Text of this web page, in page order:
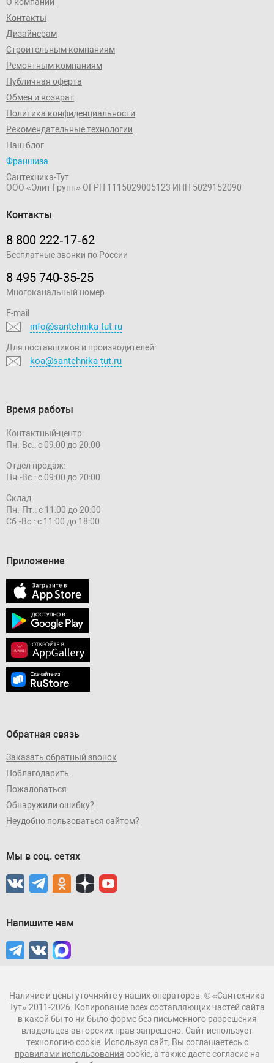
Контакты
Дизайнерам
Строительным компаниям
Ремонтным компаниям
Публичная оферта
Обмен и возврат
Политика конфиденциальности
Рекомендательные технологии
Наш блог
Франшиза
Сантехника-Тут
ООО «Элит Групп» ОГРН 1115029005123 ИНН 5029152090
Контакты
8 800 222‑17‑62
Бесплатные звонки по России
8 495 740-35-25
Многоканальный номер
E-mail
info@santehnika-tut.ru
Для поставщиков и производителей:
koa@santehnika-tut.ru
Время работы
Контактный-центр:
Пн.-Вс.: с 09:00 до 20:00
Отдел продаж:
Пн.-Вс.: с 09:00 до 20:00
Склад:
Пн.-Пт.: с 11:00 до 20:00
Сб.-Вс.: с 11:00 до 18:00
Приложение
Обратная связь
Заказать обратный звонок
Поблагодарить
Пожаловаться
Обнаружили ошибку?
Неудобно пользоваться сайтом?
Мы в соц. сетях
Напишите нам
Наличие и цены уточняйте у наших операторов. © «Сантехника
Тут» 2011-2026. Копирование всех составляющих частей сайта
в какой бы то ни было форме без письменного разрешения
владельцев авторских прав запрещено. Сайт использует
технологию cookie. Используя сайт, Вы соглашаетесь с
правилами использования cookie, а также даете согласие на